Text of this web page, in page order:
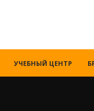
УЧЕБНЫЙ ЦЕНТР